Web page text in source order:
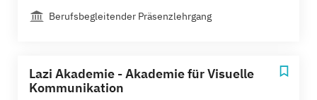
Berufsbegleitender Präsenzlehrgang
Lazi Akademie - Akademie für Visuelle
Kommunikation